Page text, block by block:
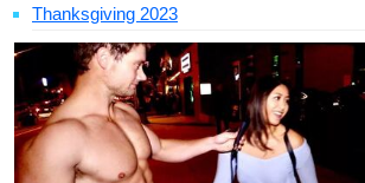
Thanksgiving 2023